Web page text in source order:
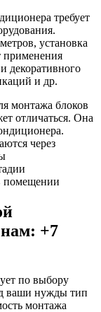
требует
установка
применения
декоративного
и др.
монтажа блоков
отличаться. Она
через
помещении
+7
по выбору
ваши нужды тип
монтажа